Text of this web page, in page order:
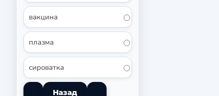
вакцина
плазма
сироватка